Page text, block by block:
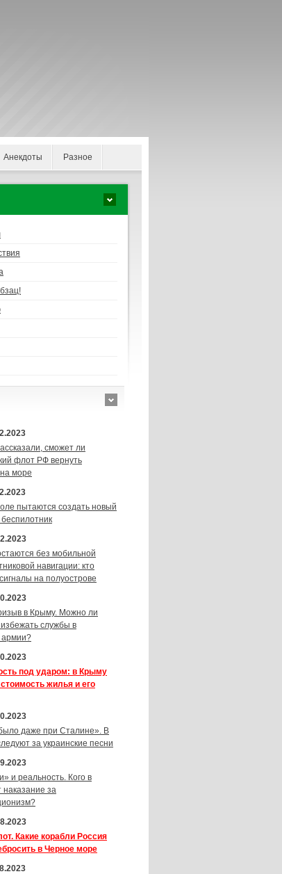
Анекдоты Разное
сможет ли
флот РФ вернуть
море
пытаются создать новый
без мобильной
навигации: кто
на полуострове
в Крыму. Можно ли
службы в
армии?
под ударом: в Крыму
жилья и его
даже при Сталине». В
за украинские песни
и реальность. Кого в
за
Какие корабли Россия
в Черное море